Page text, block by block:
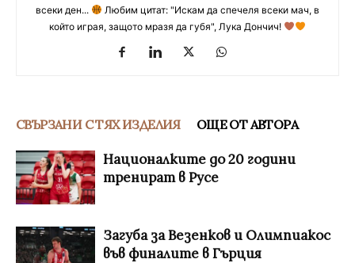
всеки ден...
Любим цитат: "Искам да спечеля всеки мач, в
който играя, защото мразя да губя", Лука Дончич!
СВЪРЗАНИ С ТЯХ ИЗДЕЛИЯ ОЩЕ ОТ АВТОРА
Националките до 20 години
тренират в Русе
Загуба за Везенков и Олимпиакос
във финалите в Гърция